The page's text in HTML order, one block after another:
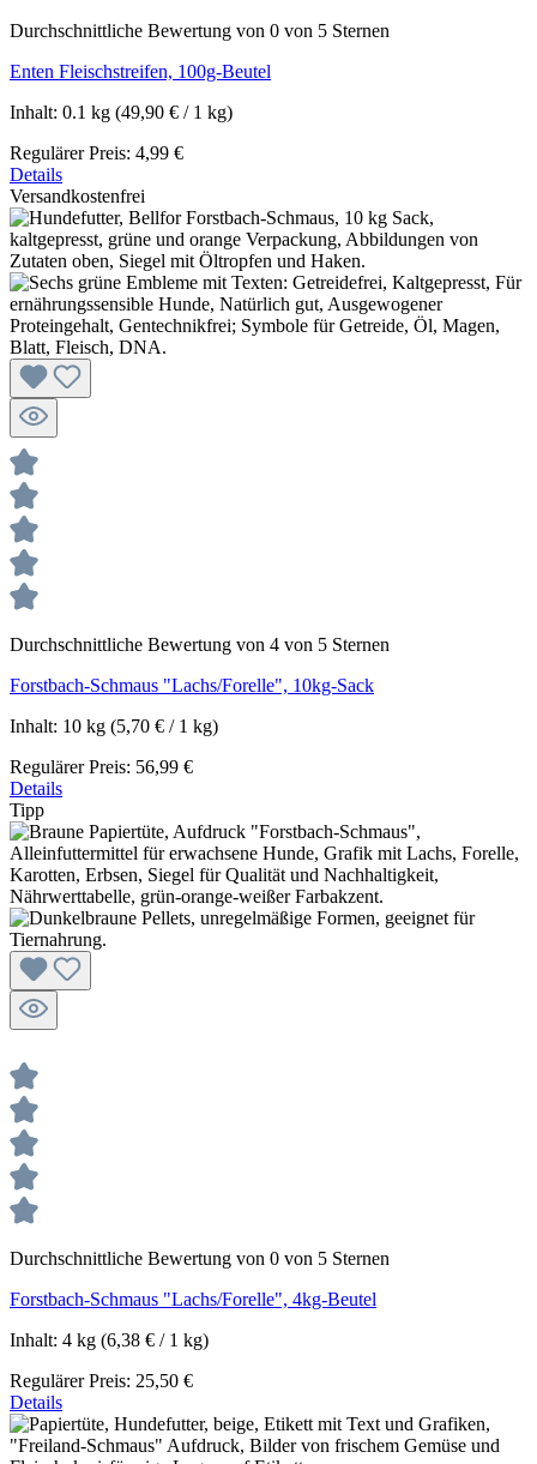
Durchschnittliche Bewertung von 0 von 5 Sternen
Enten Fleischstreifen, 100g-Beutel
Inhalt: 0.1 kg (49,90 € / 1 kg)
Regulärer Preis: 4,99 €
Details
Versandkostenfrei
Durchschnittliche Bewertung von 4 von 5 Sternen
Forstbach-Schmaus "Lachs/Forelle", 10kg-Sack
Inhalt: 10 kg (5,70 € / 1 kg)
Regulärer Preis: 56,99 €
Details
Tipp
Durchschnittliche Bewertung von 0 von 5 Sternen
Forstbach-Schmaus "Lachs/Forelle", 4kg-Beutel
Inhalt: 4 kg (6,38 € / 1 kg)
Regulärer Preis: 25,50 €
Details